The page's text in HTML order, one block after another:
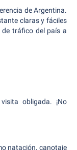
de Argentina.
claras y fáciles
de tráfico del país a
obligada. ¡No
natación, canotaje